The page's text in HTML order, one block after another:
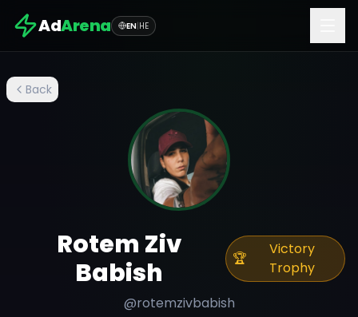
AdArena EN|HE
Back
Rotem Ziv
Babish
🏆
Victory
Trophy
@rotemzivbabish